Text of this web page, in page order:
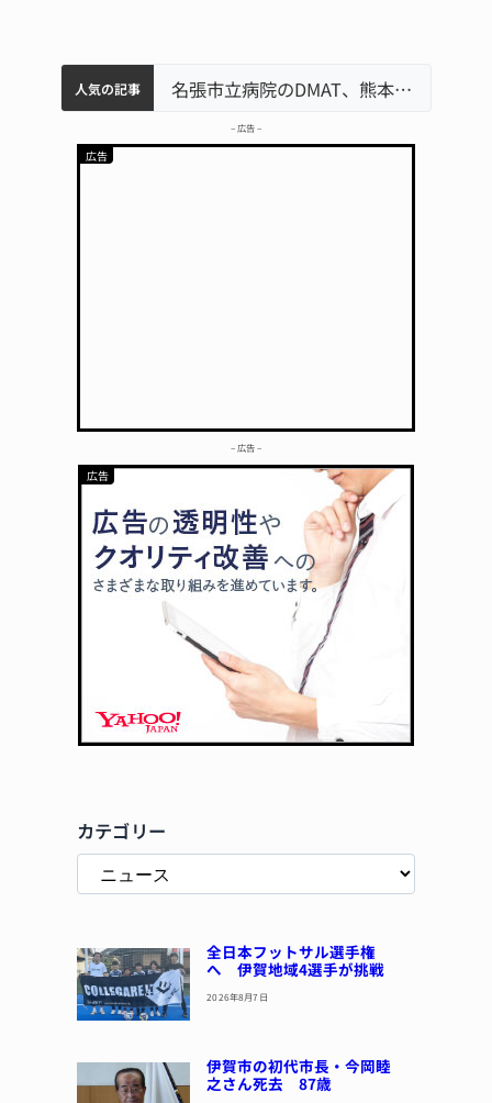
人気の記事
名張市水道料金47％値上げへ 答申案、審議会で大筋まとまる
器物損壊容疑で83歳女逮捕 伊賀署
中学校の陶壁モニュメント 地元建設会社がボランティアで清掃 伊賀 名張市立病院のDMAT、熊本地震の被災地へ 能登以来3回目の派遣 「息子が妊娠させた」母娘だまされ400万円詐欺被害 名張
– 広告 –
– 広告 –
カテゴリー
全日本フットサル選手権
へ 伊賀地域4選手が挑戦
2026年8月7日
伊賀市の初代市長・今岡睦
之さん死去 87歳